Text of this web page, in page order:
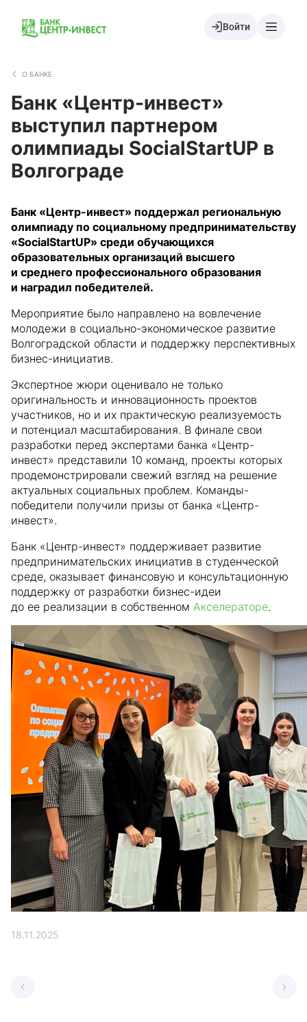
Войти
О БАНКЕ
Банк «Центр-инвест»
выступил партнером
олимпиады SocialStartUP в
Волгограде
Банк «Центр-инвест» поддержал региональную
олимпиаду по социальному предпринимательству
«SocialStartUP» среди обучающихся
образовательных организаций высшего
и среднего профессионального образования
и наградил победителей.
Мероприятие было направлено на вовлечение
молодежи в социально-экономическое развитие
Волгоградской области и поддержку перспективных
бизнес-инициатив.
Экспертное жюри оценивало не только
оригинальность и инновационность проектов
участников, но и их практическую реализуемость
и потенциал масштабирования. В финале свои
разработки перед экспертами банка «Центр-
инвест» представили 10 команд, проекты которых
продемонстрировали свежий взгляд на решение
актуальных социальных проблем. Команды-
победители получили призы от банка «Центр-
инвест».
Банк «Центр-инвест» поддерживает развитие
предпринимательских инициатив в студенческой
среде, оказывает финансовую и консультационную
поддержку от разработки бизнес-идеи
до ее реализации в собственном Акселераторе.
18.11.2025